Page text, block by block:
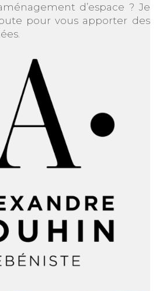
d’espace ? Je
pour vous apporter des